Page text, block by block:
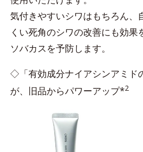
気付きやすいシワはもちろん、
くい死角のシワの改善にも効果
ソバカスを予防します。
◇「有効成分ナイアシンアミド
が、旧品からパワーアップ*2